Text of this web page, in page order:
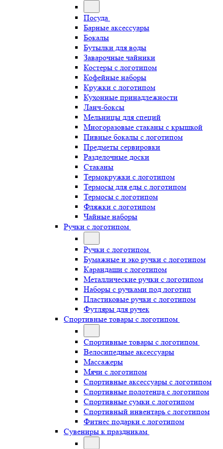
Посуда
Барные аксессуары
Бокалы
Бутылки для воды
Заварочные чайники
Костеры с логотипом
Кофейные наборы
Кружки с логотипом
Кухонные принадлежности
Ланч-боксы
Мельницы для специй
Многоразовые стаканы с крышкой
Пивные бокалы с логотипом
Предметы сервировки
Разделочные доски
Стаканы
Термокружки с логотипом
Термосы для еды с логотипом
Термосы с логотипом
Фляжки с логотипом
Чайные наборы
Ручки с логотипом
Ручки с логотипом
Бумажные и эко ручки с логотипом
Карандаши с логотипом
Металлические ручки с логотипом
Наборы с ручками под логотип
Пластиковые ручки с логотипом
Футляры для ручек
Спортивные товары с логотипом
Спортивные товары с логотипом
Велосипедные аксессуары
Массажеры
Мячи с логотипом
Спортивные аксессуары с логотипом
Спортивные полотенца с логотипом
Спортивные сумки с логотипом
Спортивный инвентарь с логотипом
Фитнес подарки с логотипом
Сувениры к праздникам